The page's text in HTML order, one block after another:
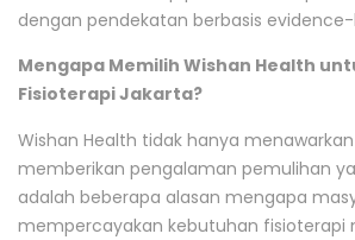
dengan pendekatan berbasis
Mengapa Memilih Wishan Health
Fisioterapi Jakarta?
Wishan Health tidak hanya
memberikan pengalaman pemulihan
adalah beberapa alasan mengapa
mempercayakan kebutuhan fisioterapi